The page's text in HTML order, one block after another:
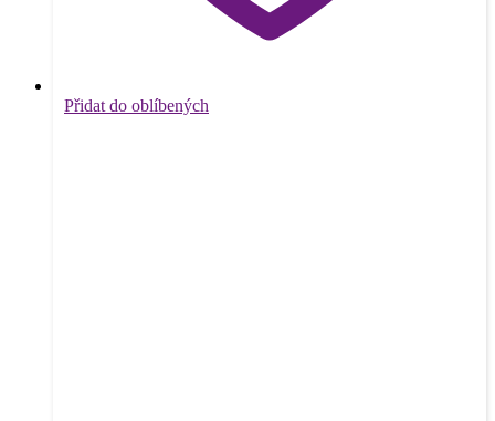
Přidat do oblíbených